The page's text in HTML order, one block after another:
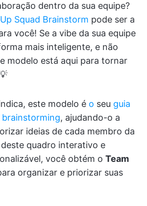
dentro da sua equipe?
Squad Brainstorm pode ser a
você! Se a vibe da sua equipe
mais inteligente, e não
modelo está aqui para tornar
este modelo é o seu guia
, ajudando-o a
ideias de cada membro da
quadro interativo e
você obtém o Team
organizar e priorizar suas